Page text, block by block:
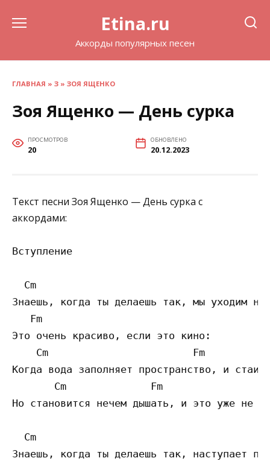
Etina.ru
Аккорды популярных песен
ГЛАВНАЯ » З » ЗОЯ ЯЩЕНКО
Зоя Ященко — День сурка
ПРОСМОТРОВ
20
ОБНОВЛЕНО
20.12.2023
Текст песни Зоя Ященко — День сурка с
аккордами:
Вступление
  Cm
Знаешь, когда ты делаешь так, мы уходим
   Fm
Это очень красиво, если это кино:
    Cm                        Fm
Когда вода заполняет пространство, и
       Cm              Fm
Но становится нечем дышать, и это уже не
  Cm
Знаешь, когда ты делаешь так, наступает